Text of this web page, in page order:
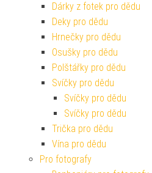
Dárky z fotek pro dědu
Deky pro dědu
Hrnečky pro dědu
Osušky pro dědu
Polštářky pro dědu
Svíčky pro dědu
Svíčky pro dědu
Svíčky pro dědu
Trička pro dědu
Vína pro dědu
Pro fotografy